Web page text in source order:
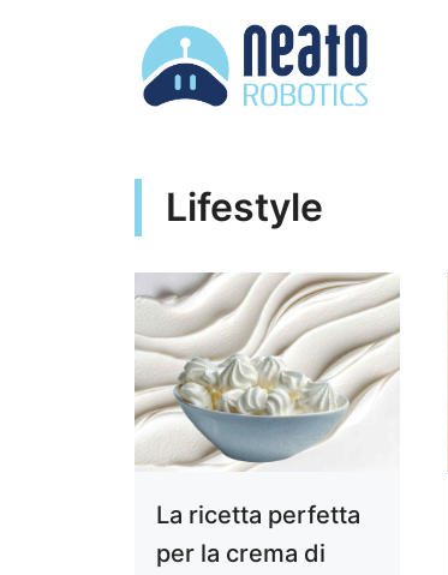
Lifestyle
La ricetta perfetta
per la crema di